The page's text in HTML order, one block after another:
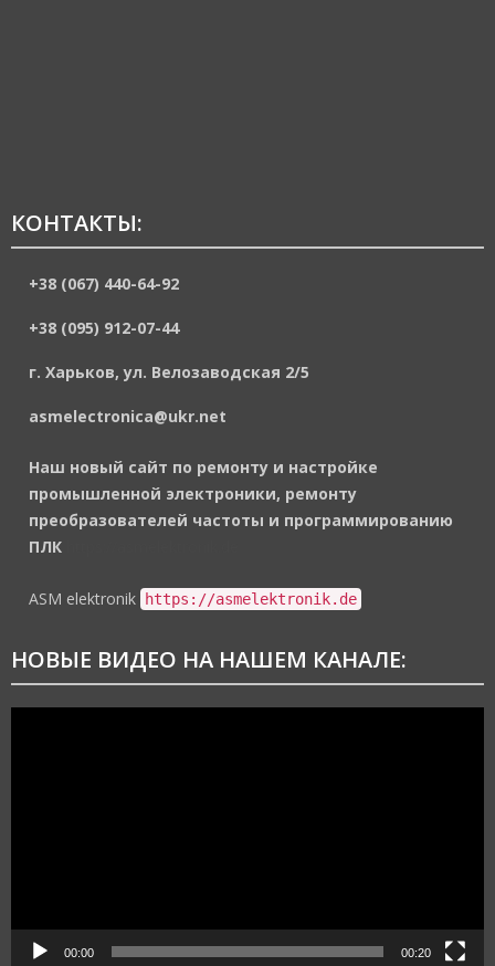
КОНТАКТЫ:
+38 (067) 440-64-92
+38 (095) 912-07-44
г. Харьков, ул. Велозаводская 2/5
asmelectronica@ukr.net
Наш новый сайт по ремонту и настройке
промышленной электроники, ремонту
преобразователей частоты и программированию
ПЛК
ASM elektronik https://asmelektronik.de
НОВЫЕ ВИДЕО НА НАШЕМ КАНАЛЕ:
00:00 00:20